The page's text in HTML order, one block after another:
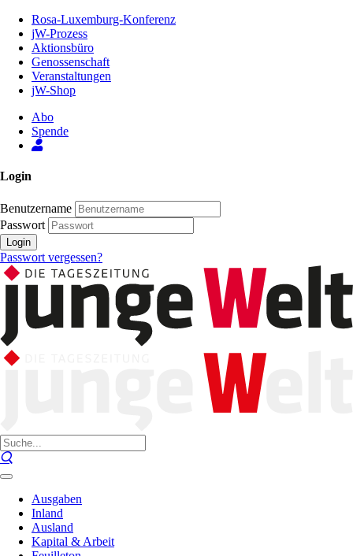
Inhalt
Seite
Rosa-Luxemburg-Konferenz
jW-Prozess
Aktionsbüro
Genossenschaft
Veranstaltungen
jW-Shop
Abo
Spende
Login
Benutzername
Passwort
Login
Passwort vergessen?
Ausgaben
Inland
Ausland
Kapital & Arbeit